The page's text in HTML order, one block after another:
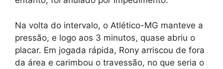
Na volta do intervalo, o Atlético-MG manteve a
pressão, e logo aos 3 minutos, quase abriu o
placar. Em jogada rápida, Rony arriscou de fora
da área e carimbou o travessão, no que seria o